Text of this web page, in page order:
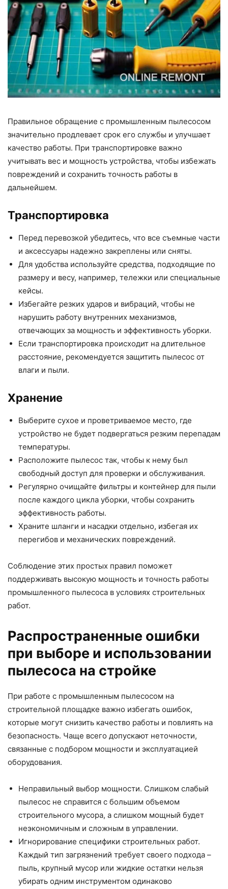
Правильное обращение с промышленным пылесосом
значительно продлевает срок его службы и улучшает
качество работы. При транспортировке важно
учитывать вес и мощность устройства, чтобы избежать
повреждений и сохранить точность работы в
дальнейшем.
Транспортировка
Перед перевозкой убедитесь, что все съемные части
и аксессуары надежно закреплены или сняты.
Для удобства используйте средства, подходящие по
размеру и весу, например, тележки или специальные
кейсы.
Избегайте резких ударов и вибраций, чтобы не
нарушить работу внутренних механизмов,
отвечающих за мощность и эффективность уборки.
Если транспортировка происходит на длительное
расстояние, рекомендуется защитить пылесос от
влаги и пыли.
Хранение
Выберите сухое и проветриваемое место, где
устройство не будет подвергаться резким перепадам
температуры.
Расположите пылесос так, чтобы к нему был
свободный доступ для проверки и обслуживания.
Регулярно очищайте фильтры и контейнер для пыли
после каждого цикла уборки, чтобы сохранить
эффективность работы.
Храните шланги и насадки отдельно, избегая их
перегибов и механических повреждений.
Соблюдение этих простых правил поможет
поддерживать высокую мощность и точность работы
промышленного пылесоса в условиях строительных
работ.
Распространенные ошибки
при выборе и использовании
пылесоса на стройке
При работе с промышленным пылесосом на
строительной площадке важно избегать ошибок,
которые могут снизить качество работы и повлиять на
безопасность. Чаще всего допускают неточности,
связанные с подбором мощности и эксплуатацией
оборудования.
Неправильный выбор мощности. Слишком слабый
пылесос не справится с большим объемом
строительного мусора, а слишком мощный будет
неэкономичным и сложным в управлении.
Игнорирование специфики строительных работ.
Каждый тип загрязнений требует своего подхода –
пыль, крупный мусор или жидкие остатки нельзя
убирать одним инструментом одинаково